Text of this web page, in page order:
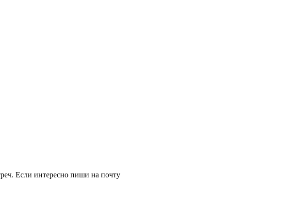
Если интересно пиши на почту